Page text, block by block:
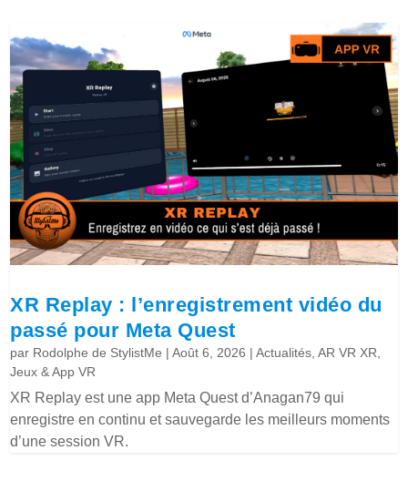
XR Replay : l’enregistrement vidéo du
passé pour Meta Quest
par Rodolphe de StylistMe |Août 6, 2026 |Actualités,AR VR XR,
Jeux & App VR
XR Replay est une app Meta Quest d’Anagan79 qui
enregistre en continu et sauvegarde les meilleurs moments
d’une session VR.